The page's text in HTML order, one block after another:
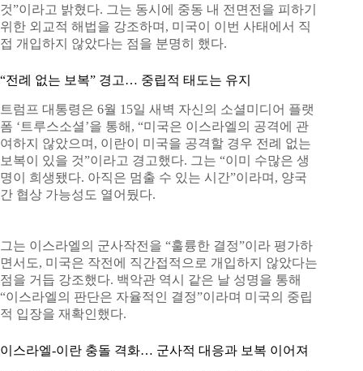
것”이라고 밝혔다. 그는 동시에 중동 내 전면전을 피하기
위한 외교적 해법을 강조하며, 미국이 이번 사태에서 직
접 개입하지 않았다는 점을 분명히 했다.
“전례 없는 보복” 경고… 중립적 태도는 유지
트럼프 대통령은 6월 15일 새벽 자신의 소셜미디어 플랫
폼 ‘트루스소셜’을 통해, “미국은 이스라엘의 공격에 관
여하지 않았으며, 이란이 미국을 공격할 경우 전례 없는
보복이 있을 것”이라고 경고했다. 그는 “이미 수많은 생
명이 희생됐다. 아직은 멈출 수 있는 시간”이라며, 양국
간 협상 가능성도 열어뒀다.
그는 이스라엘의 군사작전을 “훌륭한 결정”이라 평가하
면서도, 미국은 작전에 직간접적으로 개입하지 않았다는
점을 거듭 강조했다. 백악관 역시 같은 날 성명을 통해
“이스라엘의 판단은 자율적인 결정”이라며 미국의 중립
적 입장을 재확인했다.
이스라엘-이란 충돌 격화… 군사적 대응과 보복 이어져